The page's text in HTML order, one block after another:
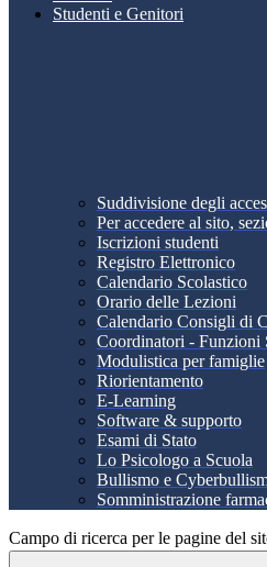
Studenti e Genitori
Suddivisione degli
Per accedere al sito,
Iscrizioni studenti
Registro Elettronico
Calendario Scolastico
Orario delle Lezioni
Calendario Consigli di
Coordinatori - Funzioni
Modulistica per famiglie
Riorientamento
E-Learning
Software & supporto
Esami di Stato
Lo Psicologo a Scuola
Bullismo e
Somministrazione
Campo di ricerca per le pagine del